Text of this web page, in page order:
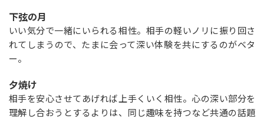
下弦の月
いい気分で一緒にいられる相性。相手の軽いノリに振り回さ
れてしまうので、たまに会って深い体験を共にするのがベタ
ー。
夕焼け
相手を安心させてあげれば上手くいく相性。心の深い部分を
理解し合おうとするよりは、同じ趣味を持つなど共通の話題